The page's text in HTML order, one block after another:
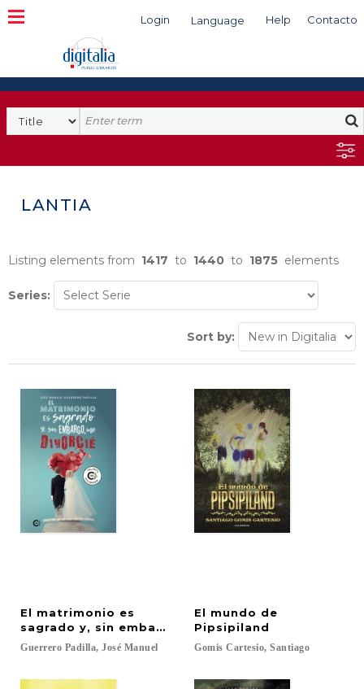
Login Language Help Contacto
Search
LANTIA
Listing elements from 1417 to 1440 to 1875 elements
Series:
Sort by:
El matrimonio es
sagrado y, sin embargo, me divorcié
Guerrero Padilla, José Manuel
El mundo de
Pipsipiland
Gomis Cartesio, Santiago